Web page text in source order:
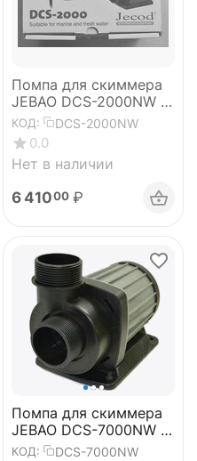
Помпа для скиммера
JEBAO DCS-2000NW (с
игольчатым ротором)
БЕЗ Вентури
КОД: DCS-2000NW
0.0
Нет в наличии
6 41000 ₽
Помпа для скиммера
JEBAO DCS-7000NW (с
игольчатым ротором)
КОД: DCS-7000NW